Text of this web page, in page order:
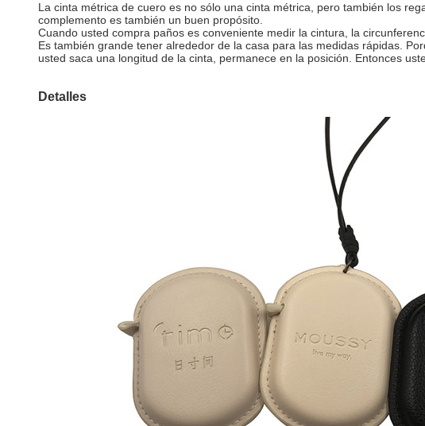
La cinta métrica de cuero es no sólo una cinta métrica, pero también los
complemento es también un buen propósito.
Cuando usted compra paños es conveniente medir la cintura, la
Es también grande tener alrededor de la casa para las medidas rápidas.
usted saca una longitud de la cinta, permanece en la posición. Entonces
Detalles